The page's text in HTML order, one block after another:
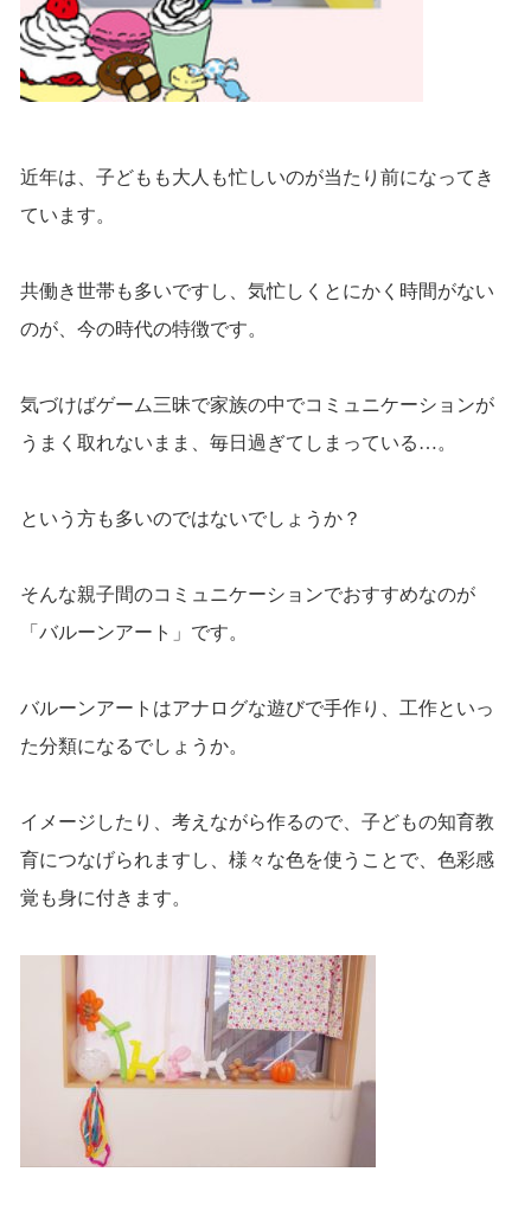
近年は、子どもも大人も忙しいのが当たり前になってき
ています。
共働き世帯も多いですし、気忙しくとにかく時間がない
のが、今の時代の特徴です。
気づけばゲーム三昧で家族の中でコミュニケーションが
うまく取れないまま、毎日過ぎてしまっている…。
という方も多いのではないでしょうか？
そんな親子間のコミュニケーションでおすすめなのが
「バルーンアート」です。
バルーンアートはアナログな遊びで手作り、工作といっ
た分類になるでしょうか。
イメージしたり、考えながら作るので、子どもの知育教
育につなげられますし、様々な色を使うことで、色彩感
覚も身に付きます。